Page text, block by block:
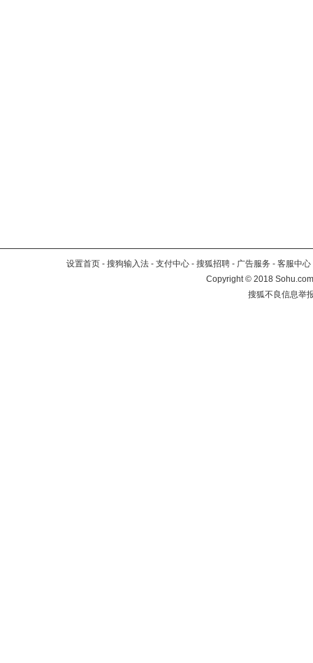
设置首页 - 搜狗输入法 - 支付中心 - 搜狐招聘 - 广告服务 - 客服中心
Copyright©2018
搜狐不良信息举